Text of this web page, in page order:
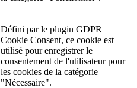
Défini par le plugin GDPR
Cookie Consent, ce cookie est
utilisé pour enregistrer le
consentement de l'utilisateur pour
les cookies de la catégorie
"Nécessaire".